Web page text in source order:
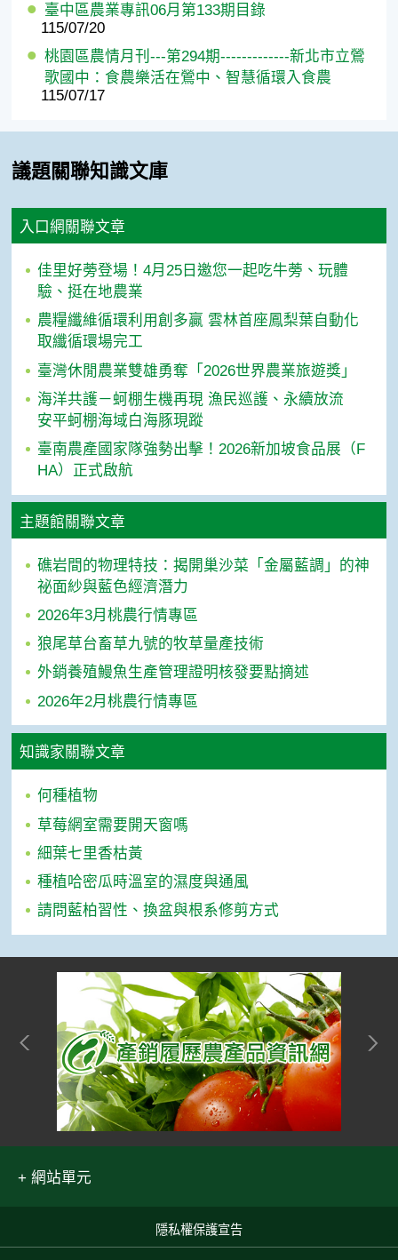
臺中區農業專訊06月第133期目錄
115/07/20
桃園區農情月刊---第294期-------------新北市立鶯
歌國中：食農樂活在鶯中、智慧循環入食農
115/07/17
議題關聯知識文庫
入口網關聯文章
佳里好蒡登場！4月25日邀您一起吃牛蒡、玩體
驗、挺在地農業
農糧纖維循環利用創多贏 雲林首座鳳梨葉自動化
取纖循環場完工
臺灣休閒農業雙雄勇奪「2026世界農業旅遊獎」
海洋共護－蚵棚生機再現 漁民巡護、永續放流
安平蚵棚海域白海豚現蹤
臺南農產國家隊強勢出擊！2026新加坡食品展（F
HA）正式啟航
主題館關聯文章
礁岩間的物理特技：揭開巢沙菜「金屬藍調」的神
祕面紗與藍色經濟潛力
2026年3月桃農行情專區
狼尾草台畜草九號的牧草量產技術
外銷養殖鰻魚生產管理證明核發要點摘述
2026年2月桃農行情專區
知識家關聯文章
何種植物
草莓網室需要開天窗嗎
細葉七里香枯黃
種植哈密瓜時溫室的濕度與通風
請問藍柏習性、換盆與根系修剪方式
網站單元
隱私權保護宣告